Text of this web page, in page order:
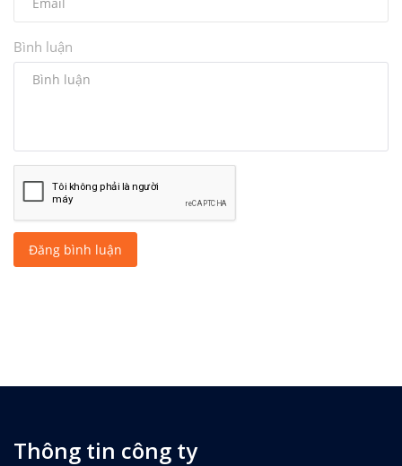
Bình luận
Đăng bình luận
Thông tin công ty